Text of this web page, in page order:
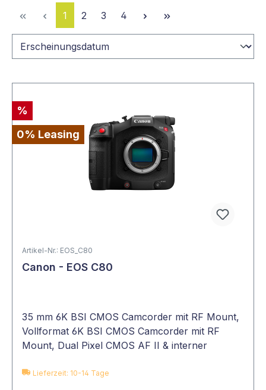
Seite
1 Seite
2 Seite
3 Seite
4
%
0% Leasing
Artikel-Nr.: EOS_C80
Canon - EOS C80
35 mm 6K BSI CMOS Camcorder mit RF Mount,
Vollformat 6K BSI CMOS Camcorder mit RF
Mount, Dual Pixel CMOS AF II & interner
Lieferzeit: 10-14 Tage